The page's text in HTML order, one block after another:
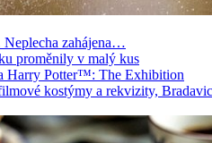
zahájena…
proměnily v malý kus
Harry Potter™: The Exhibition
kostýmy a rekvizity,